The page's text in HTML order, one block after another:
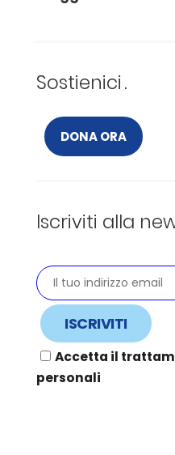
Sostienici
DONA ORA
Iscriviti alla
Accetta il
personali